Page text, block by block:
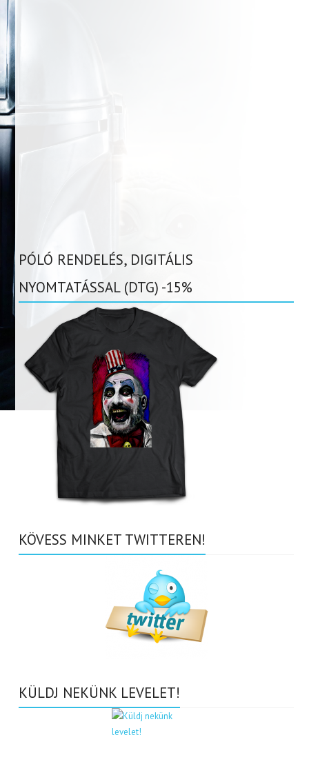
PÓLÓ RENDELÉS, DIGITÁLIS
NYOMTATÁSSAL (DTG) -15%
KÖVESS MINKET TWITTEREN!
KÜLDJ NEKÜNK LEVELET!